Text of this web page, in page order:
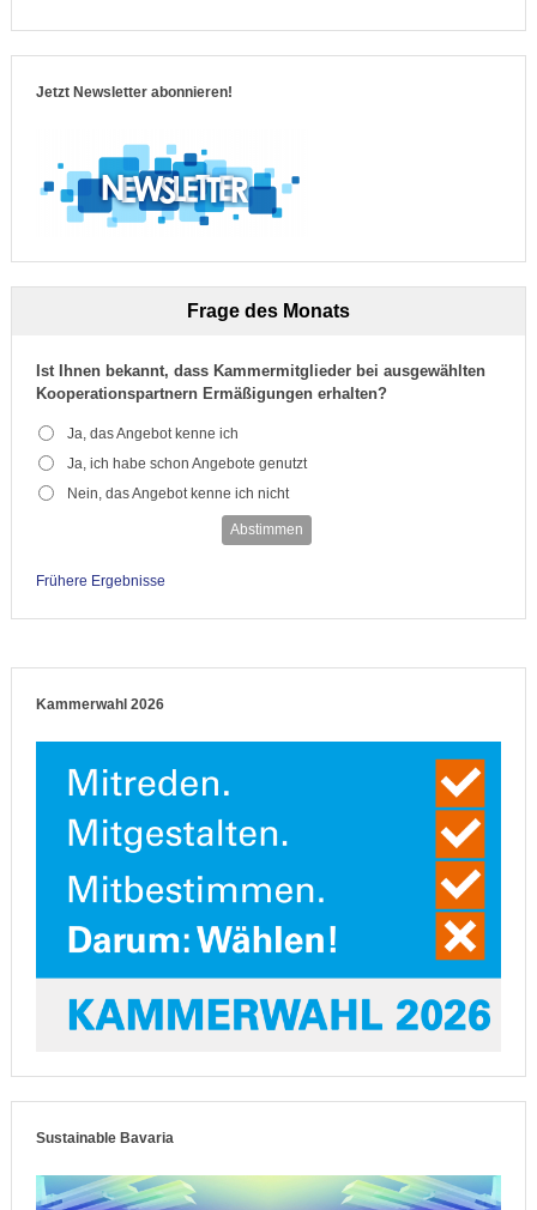
Jetzt Newsletter abonnieren!
Frage des Monats
Ist Ihnen bekannt, dass Kammermitglieder bei ausgewählten
Kooperationspartnern Ermäßigungen erhalten?
Ja, das Angebot kenne ich
Ja, ich habe schon Angebote genutzt
Nein, das Angebot kenne ich nicht
Abstimmen
Frühere Ergebnisse
Kammerwahl 2026
Sustainable Bavaria